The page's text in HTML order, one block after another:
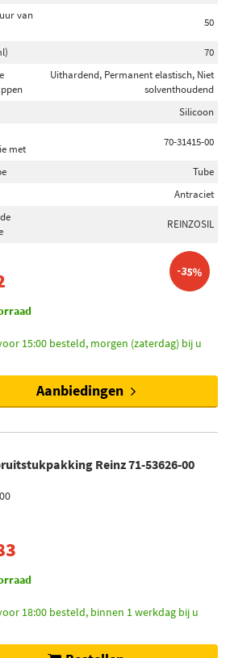
(3)
van
50
70
Uithardend, Permanent elastisch, Niet
solventhoudend
Silicoon
met
70-31415-00
Tube
Antraciet
REINZOSIL
-35%
15:00 besteld, morgen (zaterdag) bij u
Aanbiedingen
Reinz 71-53626-00
18:00 besteld, binnen 1 werkdag bij u